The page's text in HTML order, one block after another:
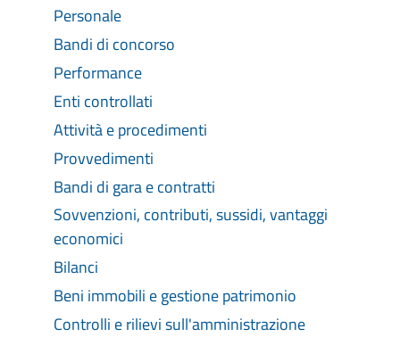
Personale
Bandi di concorso
Performance
Enti controllati
Attività e procedimenti
Provvedimenti
Bandi di gara e contratti
Sovvenzioni, contributi, sussidi, vantaggi
economici
Bilanci
Beni immobili e gestione patrimonio
Controlli e rilievi sull'amministrazione